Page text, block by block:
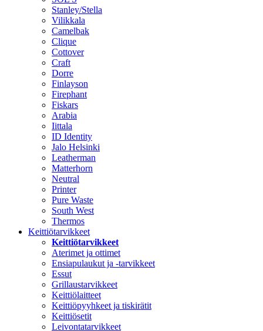
Stanley/Stella
Vilikkala
Camelbak
Clique
Cottover
Craft
Dorre
Finlayson
Firephant
Fiskars
Arabia
Iittala
ID Identity
Jalo Helsinki
Leatherman
Matterhorn
Neutral
Printer
Pure Waste
South West
Thermos
Keittiötarvikkeet
Keittiötarvikkeet
Aterimet ja ottimet
Ensiapulaukut ja -tarvikkeet
Essut
Grillaustarvikkeet
Keittiölaitteet
Keittiöpyyhkeet ja tiskirätit
Keittiösetit
Leivontatarvikkeet